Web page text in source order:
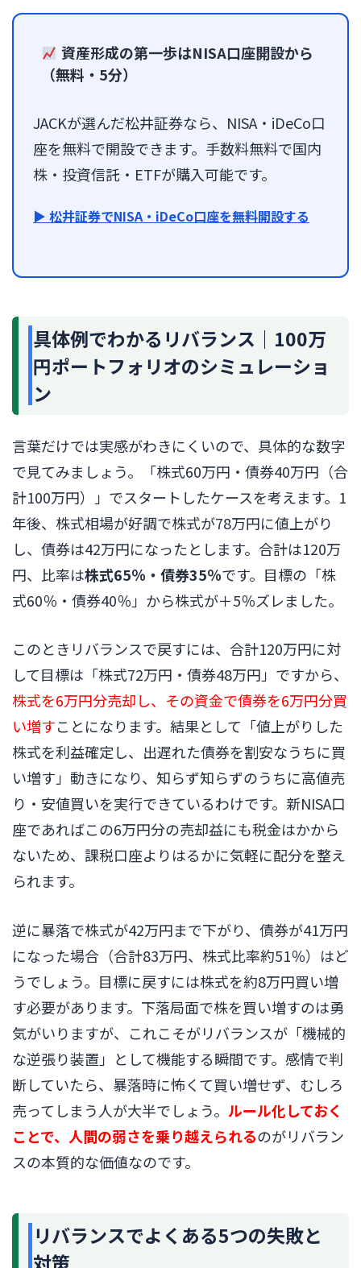
資産形成の第一歩はNISA口座開設から
（無料・5分）
JACKが選んだ松井証券なら、NISA・iDeCo口
座を無料で開設できます。手数料無料で国内
株・投資信託・ETFが購入可能です。
▶ 松井証券でNISA・iDeCo口座を無料開設する
具体例でわかるリバランス｜100万
円ポートフォリオのシミュレーショ
ン
言葉だけでは実感がわきにくいので、具体的な数字
で見てみましょう。「株式60万円・債券40万円（合
計100万円）」でスタートしたケースを考えます。1
年後、株式相場が好調で株式が78万円に値上がり
し、債券は42万円になったとします。合計は120万
円、比率は株式65％・債券35％です。目標の「株
式60％・債券40％」から株式が＋5％ズレました。
このときリバランスで戻すには、合計120万円に対
して目標は「株式72万円・債券48万円」ですから、
株式を6万円分売却し、その資金で債券を6万円分買
い増すことになります。結果として「値上がりした
株式を利益確定し、出遅れた債券を割安なうちに買
い増す」動きになり、知らず知らずのうちに高値売
り・安値買いを実行できているわけです。新NISA口
座であればこの6万円分の売却益にも税金はかから
ないため、課税口座よりはるかに気軽に配分を整え
られます。
逆に暴落で株式が42万円まで下がり、債券が41万円
になった場合（合計83万円、株式比率約51％）はど
うでしょう。目標に戻すには株式を約8万円買い増
す必要があります。下落局面で株を買い増すのは勇
気がいりますが、これこそがリバランスが「機械的
な逆張り装置」として機能する瞬間です。感情で判
断していたら、暴落時に怖くて買い増せず、むしろ
売ってしまう人が大半でしょう。 ルール化しておく
ことで、人間の弱さを乗り越えられるのがリバラン
スの本質的な価値なのです。
リバランスでよくある5つの失敗と
対策